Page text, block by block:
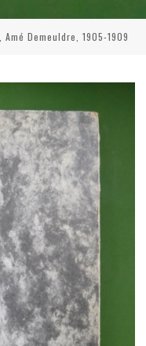
Demeuldre, 1905-1909